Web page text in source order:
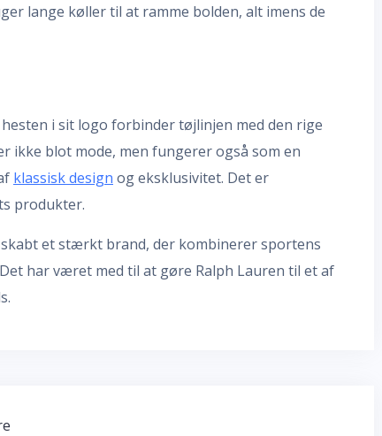
lange køller til at ramme bolden, alt imens de
i sit logo forbinder tøjlinjen med den rige
ikke blot mode, men fungerer også som en
klassisk design og eksklusivitet. Det er
produkter.
et stærkt brand, der kombinerer sportens
har været med til at gøre Ralph Lauren til et af